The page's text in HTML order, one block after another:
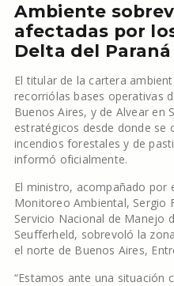
Ambiente
afectadas por
Delta del Paraná
El titular de la cartera
recorriólas bases operativas
Buenos Aires, y de Alvear en
estratégicos desde donde se
incendios forestales y de
informó oficialmente.
El ministro, acompañado por
Monitoreo Ambiental, Sergio
Servicio Nacional de Manejo
Seufferheld, sobrevoló la
el norte de Buenos Aires,
“Estamos ante una situación